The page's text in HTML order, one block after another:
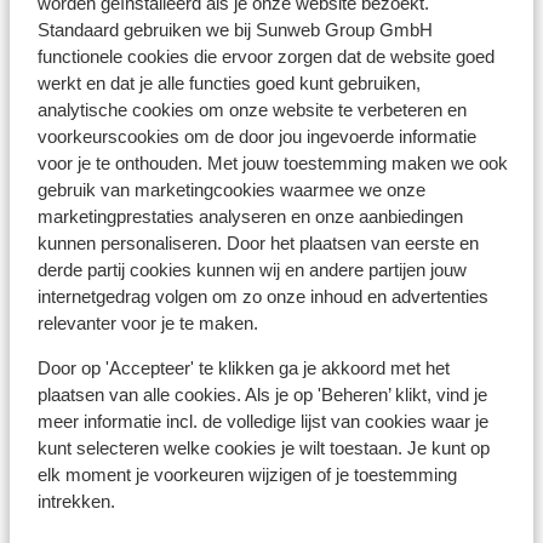
Standaard gebruiken we bij Sunweb Group GmbH
functionele cookies die ervoor zorgen dat de website goed
werkt en dat je alle functies goed kunt gebruiken,
analytische cookies om onze website te verbeteren en
voorkeurscookies om de door jou ingevoerde informatie
voor je te onthouden. Met jouw toestemming maken we ook
gebruik van marketingcookies waarmee we onze
marketingprestaties analyseren en onze aanbiedingen
kunnen personaliseren. Door het plaatsen van eerste en
derde partij cookies kunnen wij en andere partijen jouw
internetgedrag volgen om zo onze inhoud en advertenties
relevanter voor je te maken.
Door op 'Accepteer' te klikken ga je akkoord met het
plaatsen van alle cookies. Als je op 'Beheren’ klikt, vind je
meer informatie incl. de volledige lijst van cookies waar je
kunt selecteren welke cookies je wilt toestaan. Je kunt op
elk moment je voorkeuren wijzigen of je toestemming
intrekken.
Heb je niet de Nederlandse nationaliteit, dan is het
belangrijk om na te vragen of er andere regels van
toepassing zijn. Dit vraag je na bij de ambassade van
het land waar je heen wilt en de landen waar je doorheen
reist.
Het reizen met de juiste documenten is jouw eigen
verantwoordelijkheid. Sunweb kan hiervoor niet
aansprakelijk worden gesteld.
Vaccinatie:
Voor actuele informatie betreffende vaccinaties en
andere gegevens over gezondheid en reizen vind je op
de site van LCR: https://www.lcr.nl/.
Alarmnummer: